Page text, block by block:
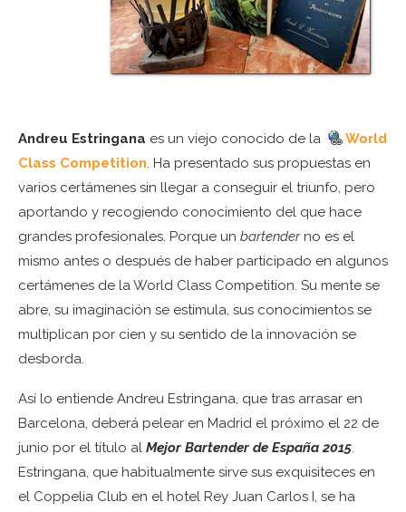
Andreu Estringana es un viejo conocido de la
World
Class Competition. Ha presentado sus propuestas en
varios certámenes sin llegar a conseguir el triunfo, pero
aportando y recogiendo conocimiento del que hace
grandes profesionales. Porque un bartenderno es el
mismo antes o después de haber participado en algunos
certámenes de la World Class Competition. Su mente se
abre, su imaginación se estimula, sus conocimientos se
multiplican por cien y su sentido de la innovación se
desborda.
Así lo entiende Andreu Estringana, que tras arrasar en
Barcelona, deberá pelear en Madrid el próximo el 22 de
junio por el título al Mejor Bartender de España 2015.
Estringana, que habitualmente sirve sus exquisiteces en
el Coppelia Club en el hotel Rey Juan Carlos I, se ha